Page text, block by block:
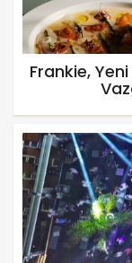
Frankie,